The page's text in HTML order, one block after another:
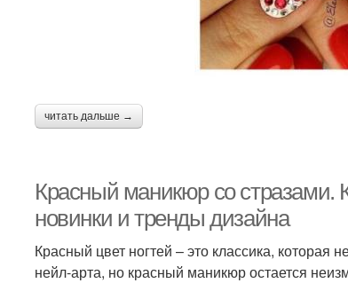
читать дальше →
Красный маникюр со стразами.
новинки и тренды дизайна
Красный цвет ногтей – это классика,
нейл-арта, но красный маникюр остается